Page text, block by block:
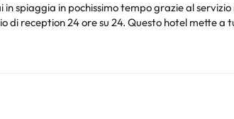
spiaggia in pochissimo tempo grazie al
di reception 24 ore su 24. Questo hotel mette
o cenare, questo hotel ti rende facile, dato
a bordo piscina. Vi sentirete a casa in una